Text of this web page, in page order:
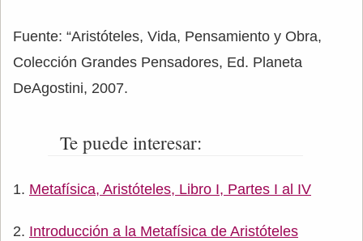
Fuente: “Aristóteles, Vida, Pensamiento y Obra,
Colección Grandes Pensadores, Ed. Planeta
DeAgostini, 2007.
Te puede interesar:
Metafísica, Aristóteles, Libro I, Partes I al IV
Introducción a la Metafísica de Aristóteles